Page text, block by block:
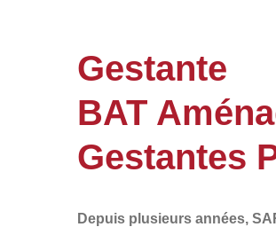
Gestante
BAT
Gestantes
Depuis plusieurs années,